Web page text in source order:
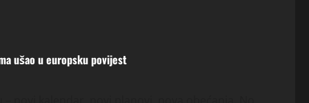
ušao u europsku povijest